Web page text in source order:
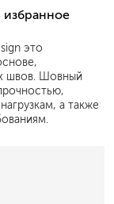
избранное
это
швов. Шовный
а также